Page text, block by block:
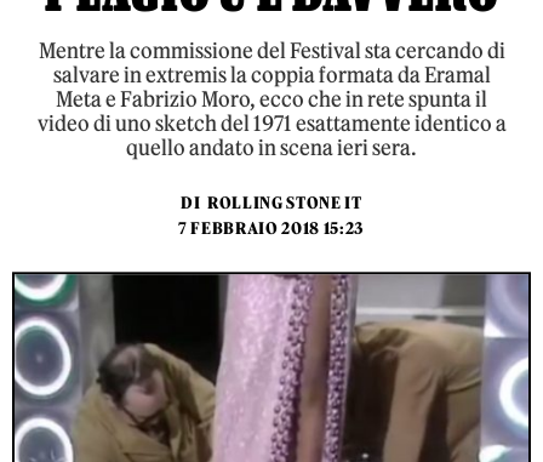
Mentre la commissione del Festival sta cercando di
salvare in extremis la coppia formata da Eramal
Meta e Fabrizio Moro, ecco che in rete spunta il
video di uno sketch del 1971 esattamente identico a
quello andato in scena ieri sera.
DI ROLLING STONE IT
7 FEBBRAIO 2018 15:23